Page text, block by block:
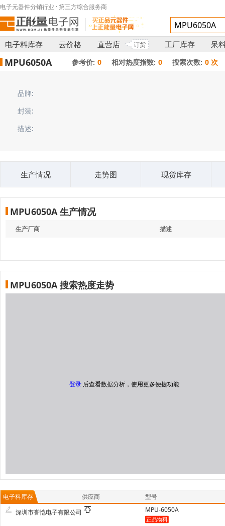
电子元器件分销行业 · 第三方综合服务商
电子料库存 云价格 直营店 订货 工厂库存 呆
MPU6050A 参考价: 0 相对热度指数: 0 搜索次数: 0 次
品牌:
封装:
描述:
生产情况 走势图 现货库存
MPU6050A 生产情况
生产厂商 描述
MPU6050A 搜索热度走势
登录 后查看数据分析，使用更多便捷功能
电子料库存 供应商
型号
深圳市誉恺电子有限公司
MPU-6050A